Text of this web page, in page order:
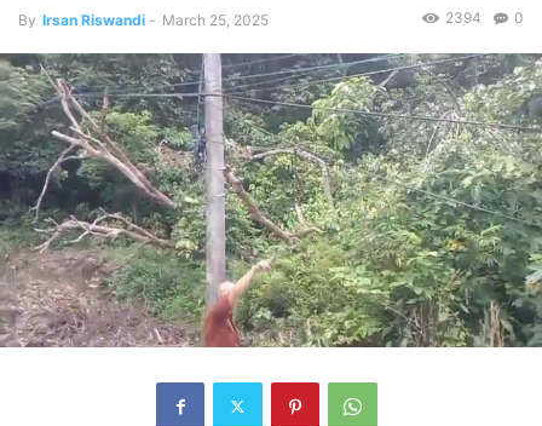
By Irsan Riswandi - March 25, 2025 0
2394